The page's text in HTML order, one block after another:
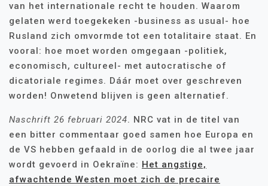
van het internationale recht te houden. Waarom
gelaten werd toegekeken -business as usual- hoe
Rusland zich omvormde tot een totalitaire staat. En
vooral: hoe moet worden omgegaan -politiek,
economisch, cultureel- met autocratische of
dicatoriale regimes. Dáár moet over geschreven
worden! Onwetend blijven is geen alternatief.
Naschrift 26 februari 2024. NRC vat in de titel van
een bitter commentaar goed samen hoe Europa en
de VS hebben gefaald in de oorlog die al twee jaar
wordt gevoerd in Oekraïne: Het angstige,
afwachtende Westen moet zich de precaire